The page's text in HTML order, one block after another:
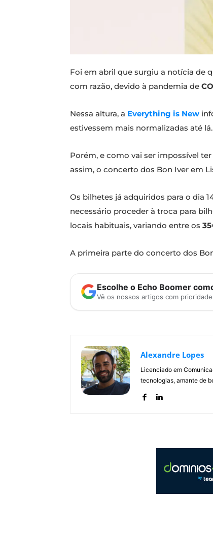
Foi em abril que surgiu a notícia de
com razão, devido à pandemia de
Nessa altura, a Everything is New
estivessem mais normalizadas até lá.
Porém, e como vai ser impossível
assim, o concerto dos Bon Iver em
Os bilhetes já adquiridos para o dia
necessário proceder à troca para
locais habituais, variando entre os
A primeira parte do concerto dos
Escolhe o Echo Boomer
Vê os nossos artigos com
Alexandre Lopes
Licenciado em
tecnologias, amante de